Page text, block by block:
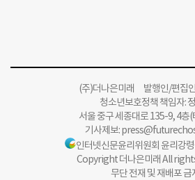
(주)더나은미래 발행인/편집
청소년보호정책 책임자:
서울 중구 세종대로 135-9, 4층
기사제보:
인터넷신문윤리위원회 윤리강
Copyright 더나은미래 All
무단 전재 및 재배포 금